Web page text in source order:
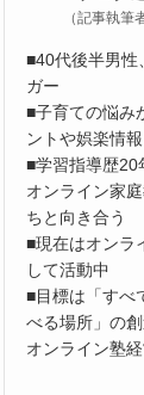
（記事執筆
■40代後半男性
ガー
■子育ての悩み
ントや娯楽情
■学習指導歴20
オンライン家
ちと向き合う
■現在はオンラ
して活動中
■目標は「すべ
べる場所」の
オンライン塾